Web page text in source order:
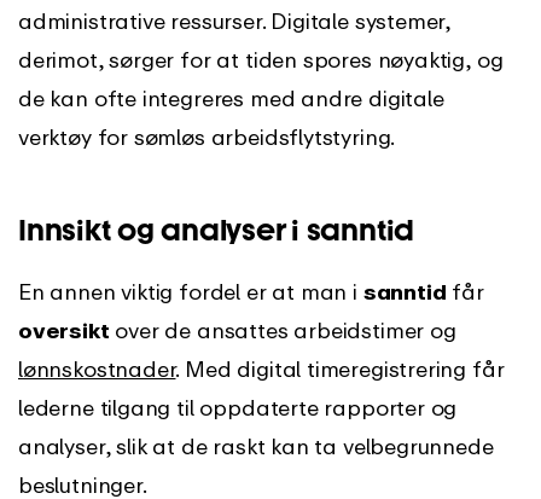
administrative ressurser. Digitale systemer,
derimot, sørger for at tiden spores nøyaktig, og
de kan ofte integreres med andre digitale
verktøy for sømløs arbeidsflytstyring.
Innsikt og analyser i sanntid
En annen viktig fordel er at man i sanntid får
oversikt over de ansattes arbeidstimer og
lønnskostnader. Med digital timeregistrering får
lederne tilgang til oppdaterte rapporter og
analyser, slik at de raskt kan ta velbegrunnede
beslutninger.